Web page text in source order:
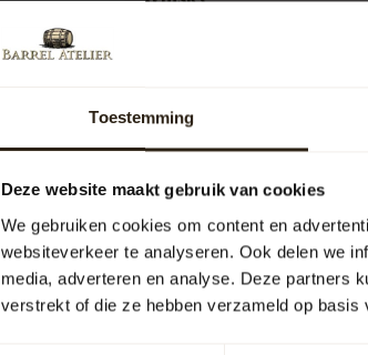
Toestemming
Deze website maakt gebruik van cookies
We gebruiken cookies om content en
websiteverkeer te analyseren. Ook delen we
media, adverteren en analyse. Deze partners
verstrekt of die ze hebben verzameld op
Compare